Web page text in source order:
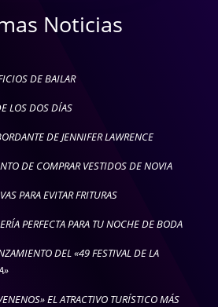
Noticias
DE BAILAR
LOS DOS DÍAS
DE JENNIFER LAWRENCE
DE COMPRAR VESTIDOS DE NOVIA
PARA EVITAR FRITURAS
PERFECTA PARA TU NOCHE DE BODA
DEL «49 FESTIVAL DE LA
EL ATRACTIVO TURÍSTICO MÁS